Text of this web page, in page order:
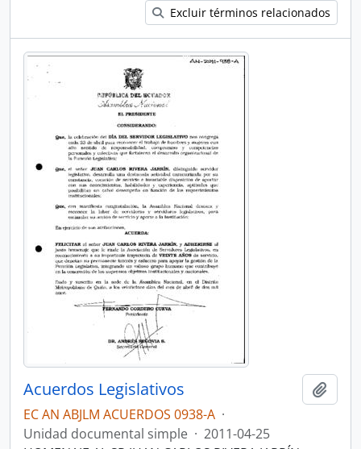
Excluir términos relacionados
Acuerdos Legislativos
EC AN ABJLM ACUERDOS 0938-A ·
Unidad documental simple · 2011-04-25